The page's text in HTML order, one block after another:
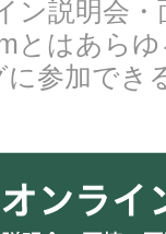
ン説明会・
とはあらゆ
参加でき